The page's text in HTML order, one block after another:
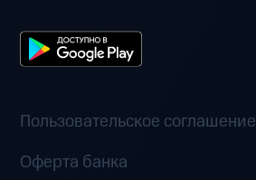
Пользовательское соглашение
Оферта банка